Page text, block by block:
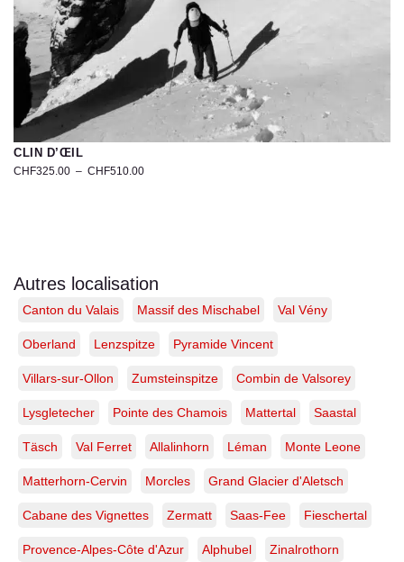
CLIN D’ŒIL
CHF325.00 – CHF510.00
à
Valais
Tirage
limité
Autres localisation
Canton du Valais Massif des Mischabel Val Vény
Oberland Lenzspitze Pyramide Vincent
Villars-sur-Ollon Zumsteinspitze Combin de Valsorey
Lysgletecher Pointe des Chamois Mattertal Saastal
Täsch Val Ferret Allalinhorn Léman Monte Leone
Matterhorn-Cervin Morcles Grand Glacier d'Aletsch
Cabane des Vignettes Zermatt Saas-Fee Fieschertal
Provence-Alpes-Côte d'Azur Alphubel Zinalrothorn